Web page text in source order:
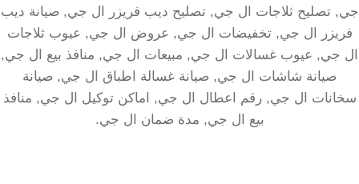
جي, تصليح ثلاجات ال جي, تصليح ديب فريزر ال جي, صيانة ديب
فريزر ال جي, تخفيضات ال جي, عروض ال جي, عيوب ثلاجات
ال جي, عيوب غسالات ال جي, مبيعات ال جي, منافذ بيع ال جي,
صيانة شاشات ال جي, صيانة غسالة اطباق ال جي, صيانة
سخانات ال جي, رقم اعطال ال جي, اماكن توكيل ال جي, منافذ
بيع ال جي, مدة ضمان ال جي.